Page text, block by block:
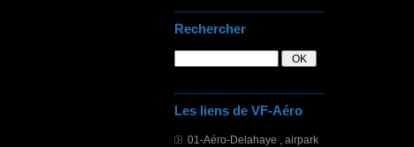
Rechercher
Les liens de VF-Aéro
01-Aéro-Delahaye , airpark